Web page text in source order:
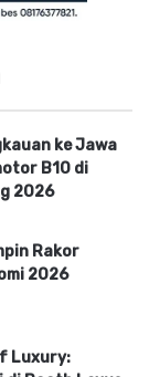
ke Jawa
B10 di
2026
Rakor
2026
Luxury: